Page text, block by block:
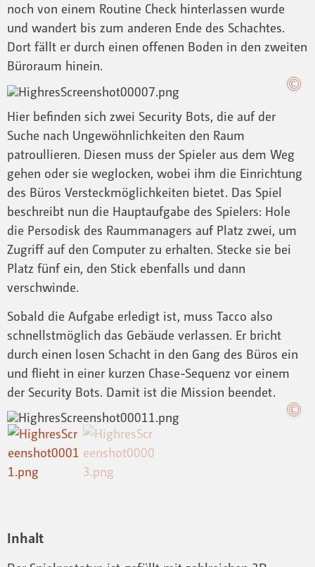
noch von einem Routine Check hinterlassen wurde
und wandert bis zum anderen Ende des Schachtes.
Dort fällt er durch einen offenen Boden in den zweiten
Büroraum hinein.
Hier befinden sich zwei Security Bots, die auf der
Suche nach Ungewöhnlichkeiten den Raum
patroullieren. Diesen muss der Spieler aus dem Weg
gehen oder sie weglocken, wobei ihm die Einrichtung
des Büros Versteckmöglichkeiten bietet. Das Spiel
beschreibt nun die Hauptaufgabe des Spielers: Hole
die Persodisk des Raummanagers auf Platz zwei, um
Zugriff auf den Computer zu erhalten. Stecke sie bei
Platz fünf ein, den Stick ebenfalls und dann
verschwinde.
Sobald die Aufgabe erledigt ist, muss Tacco also
schnellstmöglich das Gebäude verlassen. Er bricht
durch einen losen Schacht in den Gang des Büros ein
und flieht in einer kurzen Chase-Sequenz vor einem
der Security Bots. Damit ist die Mission beendet.
Inhalt